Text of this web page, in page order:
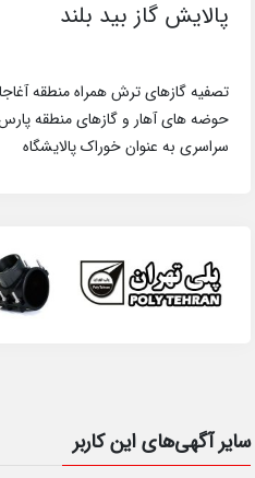
پالایش گاز بید بلند
تصفیه گازهای ترش همراه منطقه
حوضه های آهار و گازهای منطقه
سراسری به عنوان خوراک پالایشگاه
سایر آگهی‌های این کاربر